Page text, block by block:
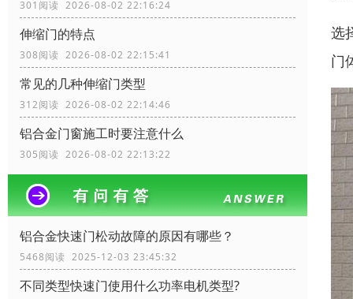
301阅读 2026-08-02 22:16:24
伸缩门的特点
308阅读 2026-08-02 22:15:41
常见的几种伸缩门类型
312阅读 2026-08-02 22:14:46
铝合金门窗施工时要注意什么
305阅读 2026-08-02 22:13:22
铝合金快速门松动故障的原因有哪些？
5468阅读 2025-12-03 23:45:32
不同类型快速门使用什么功率电机类型?
选
门